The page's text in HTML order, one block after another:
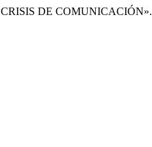
DE COMUNICACIÓN».